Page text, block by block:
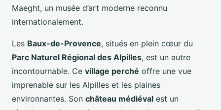
Maeght, un musée d’art moderne reconnu
internationalement.
Les Baux-de-Provence, situés en plein cœur du
Parc Naturel Régional des Alpilles, est un autre
incontournable. Ce village perché offre une vue
imprenable sur les Alpilles et les plaines
environnantes. Son château médiéval est un